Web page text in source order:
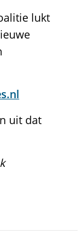
lukt
uit dat